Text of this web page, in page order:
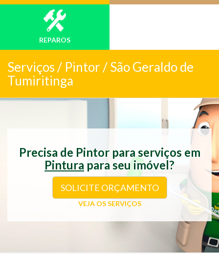
REPAROS
Serviços / Pintor / São Geraldo de
Tumiritinga
Precisa de Pintor para serviços em
Pintura para seu imóvel?
SOLICITE ORÇAMENTO
VEJA OS SERVIÇOS